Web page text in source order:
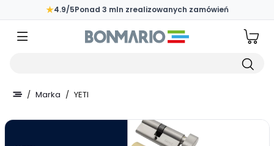
Przejdź do głównej zawartości strony
★4.9/5Ponad 3 mln zrealizowanych zamówień
/ Marka / YETI